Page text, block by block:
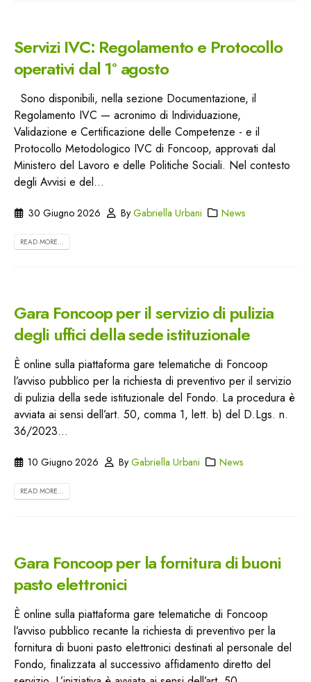
Servizi IVC: Regolamento e Protocollo
operativi dal 1° agosto
Sono disponibili, nella sezione Documentazione, il
Regolamento IVC — acronimo di Individuazione,
Validazione e Certificazione delle Competenze - e il
Protocollo Metodologico IVC di Foncoop, approvati dal
Ministero del Lavoro e delle Politiche Sociali. Nel contesto
degli Avvisi e del...
30 Giugno 2026 ByGabriella Urbani News
READ MORE...
Gara Foncoop per il servizio di pulizia
degli uffici della sede istituzionale
È online sulla piattaforma gare telematiche di Foncoop
l’avviso pubblico per la richiesta di preventivo per il servizio
di pulizia della sede istituzionale del Fondo. La procedura è
avviata ai sensi dell’art. 50, comma 1, lett. b) del D.Lgs. n.
36/2023...
10 Giugno 2026 ByGabriella Urbani News
READ MORE...
Gara Foncoop per la fornitura di buoni
pasto elettronici
È online sulla piattaforma gare telematiche di Foncoop
l’avviso pubblico recante la richiesta di preventivo per la
fornitura di buoni pasto elettronici destinati al personale del
Fondo, finalizzata al successivo affidamento diretto del